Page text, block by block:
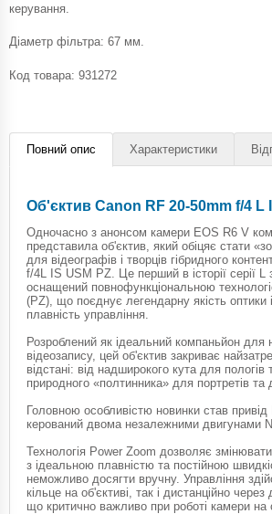
керування.
Діаметр фільтра: 67 мм.
Код товара: 931272
Повний опис Характеристики
Об'єктив Canon RF 20-50mm f/4 L
Одночасно з анонсом камери EOS R6 V
представила об'єктив, який обіцяє стати
для відеографів і творців гібридного
f/4L IS USM PZ. Це перший в історії серії L
оснащений повнофункціональною
(PZ), що поєднує легендарну якість оптики
плавність управління.
Розроблений як ідеальний компаньйон для
відеозапису, цей об'єктив закриває
відстані: від надширокого кута для пологів
природного «полтинника» для портретів та
Головною особливістю новинки став привід
керований двома незалежними двигунами
Технологія Power Zoom дозволяє
з ідеальною плавністю та постійною
неможливо досягти вручну. Управління
кільце на об'єктиві, так і дистанційно
що критично важливо при роботі камери на